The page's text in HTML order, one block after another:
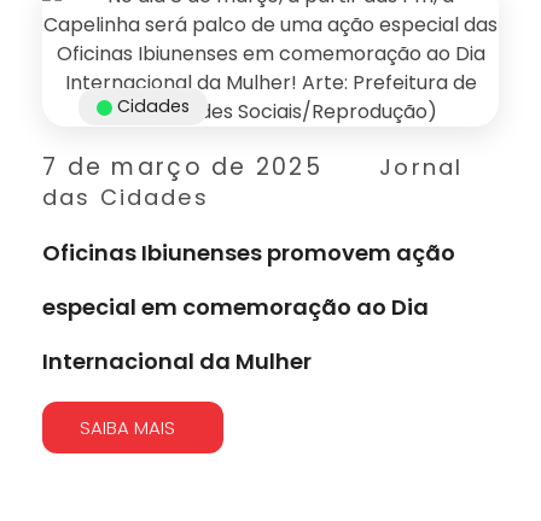
7 de março de 2025
Jornal
das Cidades
Cidades
Oficinas Ibiunenses promovem ação
especial em comemoração ao Dia
Internacional da Mulher
SAIBA MAIS